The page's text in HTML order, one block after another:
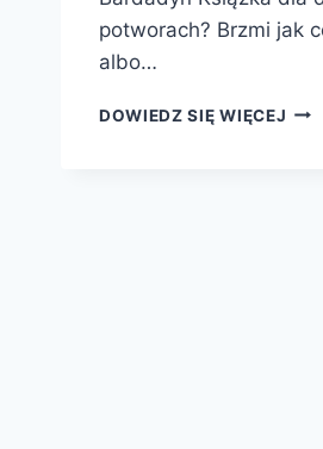
potworach? Brzmi jak
albo…
DOWIEDZ SIĘ WIĘCEJ